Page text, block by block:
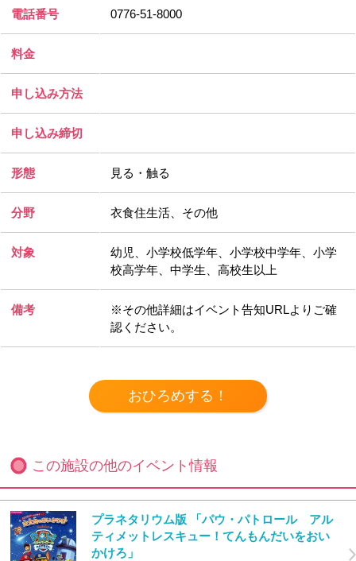
電話番号 0776-51-8000
料金
申し込み方法
申し込み締切
形態 見る・触る
分野 衣食住生活、その他
対象
幼児、小学校低学年、小学校中学年、小学
校高学年、中学生、高校生以上
備考
※その他詳細はイベント告知URLよりご確
認ください。
この施設の他のイベント情報
プラネタリウム版 「パウ・パトロール アル
ティメットレスキュー！てんもんだいをおい
かけろ」